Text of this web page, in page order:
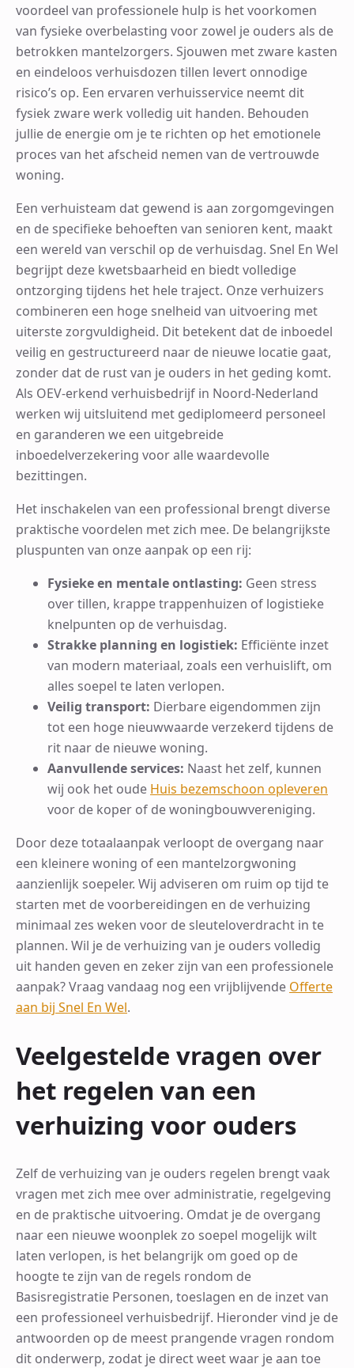
voordeel van professionele hulp is het voorkomen
van fysieke overbelasting voor zowel je ouders als de
betrokken mantelzorgers. Sjouwen met zware kasten
en eindeloos verhuisdozen tillen levert onnodige
risico’s op. Een ervaren verhuisservice neemt dit
fysiek zware werk volledig uit handen. Behouden
jullie de energie om je te richten op het emotionele
proces van het afscheid nemen van de vertrouwde
woning.
Een verhuisteam dat gewend is aan zorgomgevingen
en de specifieke behoeften van senioren kent, maakt
een wereld van verschil op de verhuisdag. Snel En Wel
begrijpt deze kwetsbaarheid en biedt volledige
ontzorging tijdens het hele traject. Onze verhuizers
combineren een hoge snelheid van uitvoering met
uiterste zorgvuldigheid. Dit betekent dat de inboedel
veilig en gestructureerd naar de nieuwe locatie gaat,
zonder dat de rust van je ouders in het geding komt.
Als OEV-erkend verhuisbedrijf in Noord-Nederland
werken wij uitsluitend met gediplomeerd personeel
en garanderen we een uitgebreide
inboedelverzekering voor alle waardevolle
bezittingen.
Het inschakelen van een professional brengt diverse
praktische voordelen met zich mee. De belangrijkste
pluspunten van onze aanpak op een rij:
Fysieke en mentale ontlasting: Geen stress
over tillen, krappe trappenhuizen of logistieke
knelpunten op de verhuisdag.
Strakke planning en logistiek: Efficiënte inzet
van modern materiaal, zoals een verhuislift, om
alles soepel te laten verlopen.
Veilig transport: Dierbare eigendommen zijn
tot een hoge nieuwwaarde verzekerd tijdens de
rit naar de nieuwe woning.
Aanvullende services: Naast het zelf, kunnen
wij ook het oude Huis bezemschoon opleveren
voor de koper of de woningbouwvereniging.
Door deze totaalaanpak verloopt de overgang naar
een kleinere woning of een mantelzorgwoning
aanzienlijk soepeler. Wij adviseren om ruim op tijd te
starten met de voorbereidingen en de verhuizing
minimaal zes weken voor de sleuteloverdracht in te
plannen. Wil je de verhuizing van je ouders volledig
uit handen geven en zeker zijn van een professionele
aanpak? Vraag vandaag nog een vrijblijvende Offerte
aan bij Snel En Wel.
Veelgestelde vragen over
het regelen van een
verhuizing voor ouders
Zelf de verhuizing van je ouders regelen brengt vaak
vragen met zich mee over administratie, regelgeving
en de praktische uitvoering. Omdat je de overgang
naar een nieuwe woonplek zo soepel mogelijk wilt
laten verlopen, is het belangrijk om goed op de
hoogte te zijn van de regels rondom de
Basisregistratie Personen, toeslagen en de inzet van
een professioneel verhuisbedrijf. Hieronder vind je de
antwoorden op de meest prangende vragen rondom
dit onderwerp, zodat je direct weet waar je aan toe